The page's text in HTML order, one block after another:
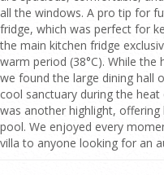
all the windows. A pro tip for
fridge, which was perfect for
the main kitchen fridge
warm period (38°C). While
we found the large dining hall
cool sanctuary during the
was another highlight,
pool. We enjoyed every
villa to anyone looking for an